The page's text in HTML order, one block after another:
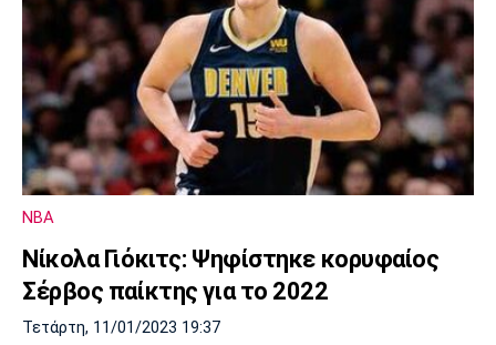
NBA
Νίκολα Γιόκιτς: Ψηφίστηκε κορυφαίος
Σέρβος παίκτης για το 2022
Τετάρτη, 11/01/2023 19:37